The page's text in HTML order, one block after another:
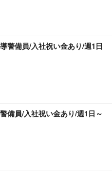
警備員/入社祝い金あり/週1日
備員/入社祝い金あり/週1日～